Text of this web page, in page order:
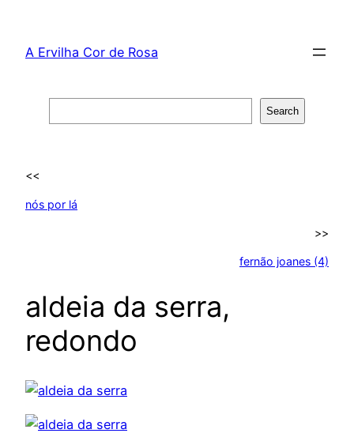
content
A Ervilha Cor de Rosa
Search
<<
nós por lá
>>
fernão joanes (4)
aldeia da serra,
redondo